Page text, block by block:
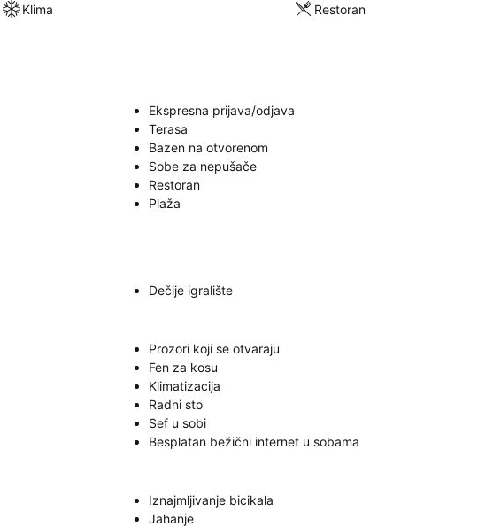
Klima Restoran
Ekspresna prijava/odjava
Terasa
Bazen na otvorenom
Sobe za nepušače
Restoran
Plaža
Dečije igralište
Prozori koji se otvaraju
Fen za kosu
Klimatizacija
Radni sto
Sef u sobi
Besplatan bežični internet u sobama
Iznajmljivanje bicikala
Jahanje